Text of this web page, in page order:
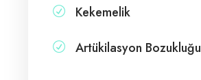
Kekemelik
Artükilasyon Bozukluğu